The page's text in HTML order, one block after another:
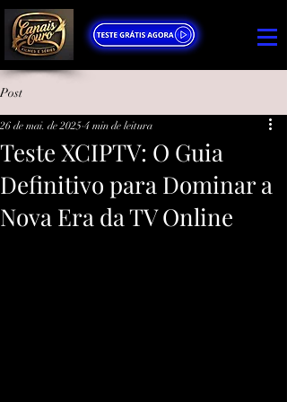
Post
Teste XCIPTV: O Guia
Definitivo para Dominar a
Nova Era da TV Online
26 de mai. de 2025 4 min de leitura